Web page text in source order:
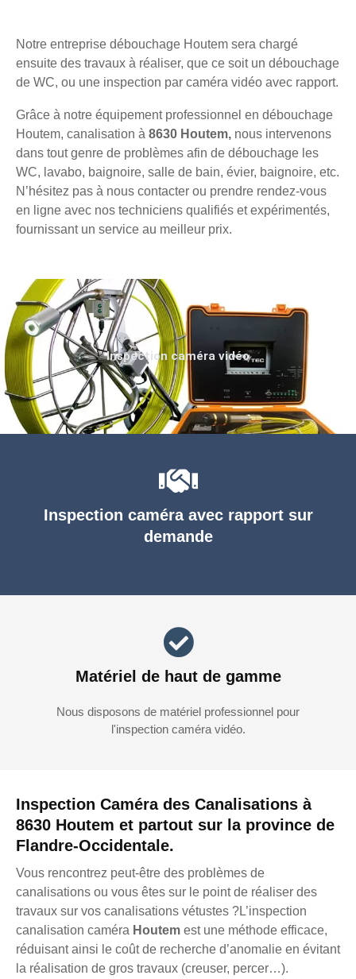
Notre entreprise débouchage Houtem sera chargé
ensuite des travaux à réaliser, que ce soit un débouchage
de WC, ou une inspection par caméra vidéo avec rapport.
Grâce à notre équipement professionnel en débouchage
Houtem, canalisation à 8630 Houtem, nous intervenons
dans tout genre de problèmes afin de débouchage les
WC, lavabo, baignoire, salle de bain, évier, baignoire, etc.
N’hésitez pas à nous contacter ou prendre rendez-vous
en ligne avec nos techniciens qualifiés et expérimentés,
fournissant un service au meilleur prix.
Inspection Caméra des Canalisations à
8630 Houtem et partout sur la province de
Flandre-Occidentale.
Vous rencontrez peut-être des problèmes de
canalisations ou vous êtes sur le point de réaliser des
travaux sur vos canalisations vétustes ?L’inspection
canalisation caméra Houtem est une méthode efficace,
réduisant ainsi le coût de recherche d’anomalie en évitant
la réalisation de gros travaux (creuser, percer…).
Inspection caméra avec rapport sur
demande
Matériel de haut de gamme
Nous disposons de matériel professionnel pour
l'inspection caméra vidéo.
Inspection caméra vidéo